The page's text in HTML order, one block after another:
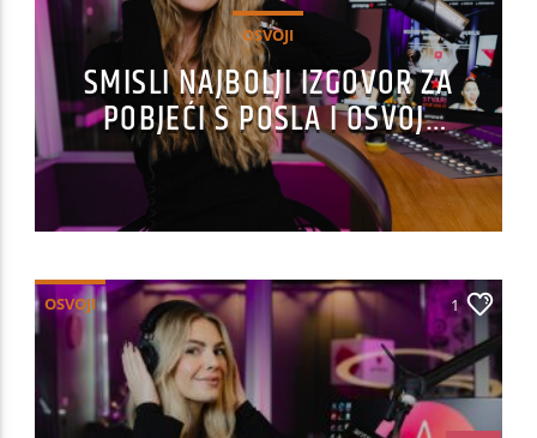
OSVOJI
SMISLI NAJBOLJI IZGOVOR ZA
POBJEĆI S POSLA I OSVOJI
100 €!
OSVOJI 1